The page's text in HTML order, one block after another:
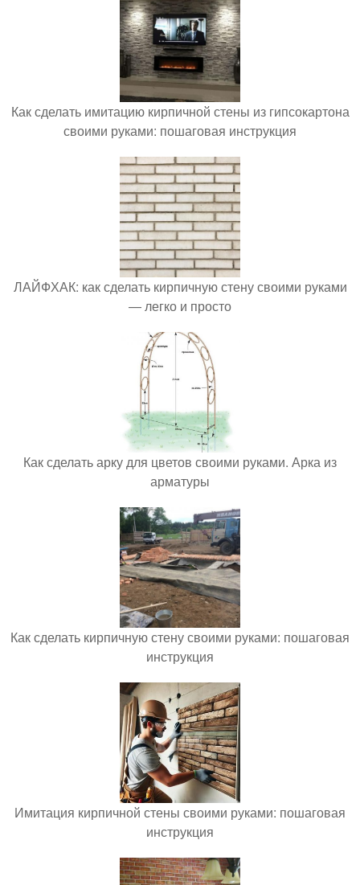
Как сделать имитацию кирпичной стены из гипсокартона
своими руками: пошаговая инструкция
ЛАЙФХАК: как сделать кирпичную стену своими руками
— легко и просто
Как сделать арку для цветов своими руками. Арка из
арматуры
Как сделать кирпичную стену своими руками: пошаговая
инструкция
Имитация кирпичной стены своими руками: пошаговая
инструкция